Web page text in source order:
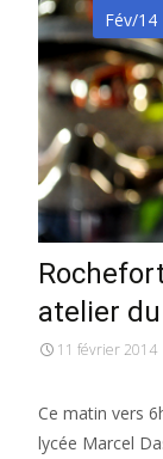
Fév/14
atelier
11 février 2014
Ce matin vers
lycée Marcel